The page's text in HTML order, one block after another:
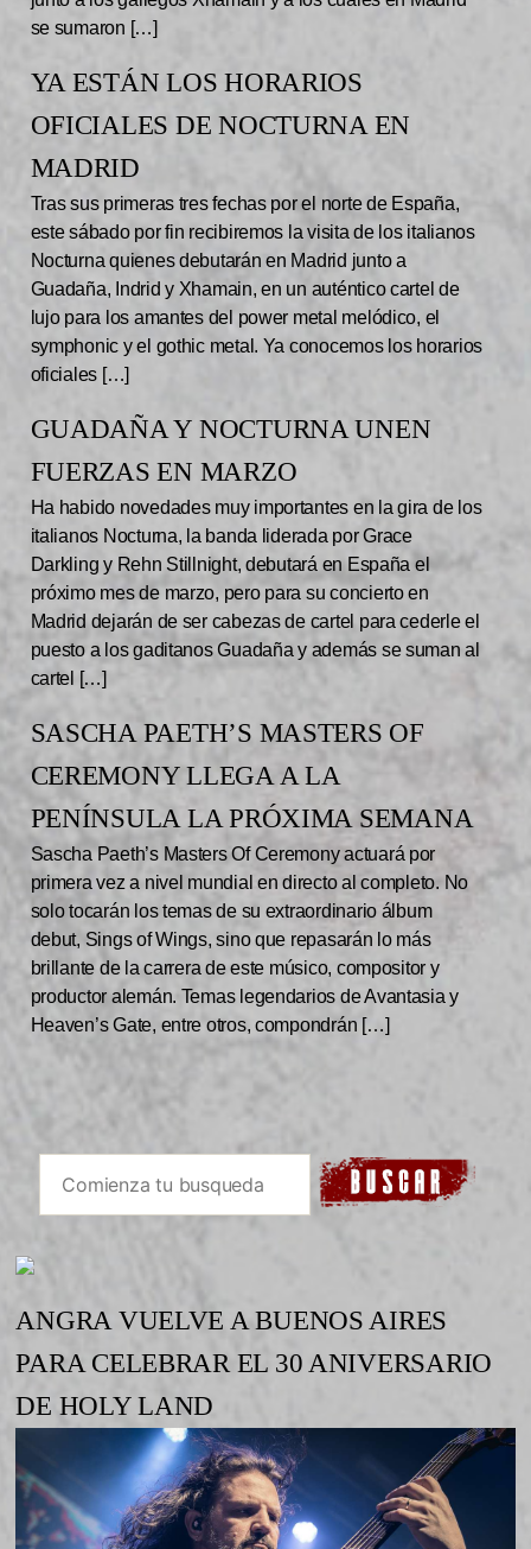
se sumaron […]
YA ESTÁN LOS HORARIOS
OFICIALES DE NOCTURNA EN
MADRID
Tras sus primeras tres fechas por el norte de España,
este sábado por fin recibiremos la visita de los italianos
Nocturna quienes debutarán en Madrid junto a
Guadaña, Indrid y Xhamain, en un auténtico cartel de
lujo para los amantes del power metal melódico, el
symphonic y el gothic metal. Ya conocemos los horarios
oficiales […]
GUADAÑA Y NOCTURNA UNEN
FUERZAS EN MARZO
Ha habido novedades muy importantes en la gira de los
italianos Nocturna, la banda liderada por Grace
Darkling y Rehn Stillnight, debutará en España el
próximo mes de marzo, pero para su concierto en
Madrid dejarán de ser cabezas de cartel para cederle el
puesto a los gaditanos Guadaña y además se suman al
cartel […]
SASCHA PAETH’S MASTERS OF
CEREMONY LLEGA A LA
PENÍNSULA LA PRÓXIMA SEMANA
Sascha Paeth’s Masters Of Ceremony actuará por
primera vez a nivel mundial en directo al completo. No
solo tocarán los temas de su extraordinario álbum
debut, Sings of Wings, sino que repasarán lo más
brillante de la carrera de este músico, compositor y
productor alemán. Temas legendarios de Avantasia y
Heaven’s Gate, entre otros, compondrán […]
ANGRA VUELVE A BUENOS AIRES
PARA CELEBRAR EL 30 ANIVERSARIO
DE HOLY LAND